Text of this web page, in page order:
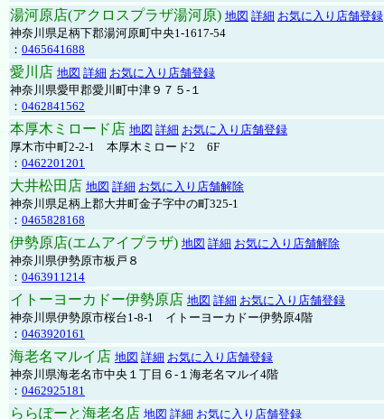
湯河原店(アクロスプラザ湯河原) 地図 詳細 お気に入り店舗登録
神奈川県足柄下郡湯河原町中央1-1617-54
： 0465641688
愛川店 地図 詳細 お気に入り店舗登録
神奈川県愛甲郡愛川町中津９７５-１
： 0462841562
本厚木ミロード店 地図 詳細 お気に入り店舗登録
厚木市中町2-2-1 本厚木ミロード2 6F
： 0462201201
大井松田店 地図 詳細 お気に入り店舗解除
神奈川県足柄上郡大井町金子字中の町325-1
： 0465828168
伊勢原店(エムアイプラザ) 地図 詳細 お気に入り店舗解除
神奈川県伊勢原市板戸８
： 0463911214
イトーヨーカドー伊勢原店 地図 詳細 お気に入り店舗登録
神奈川県伊勢原市桜台1-8-1 イトーヨーカドー伊勢原4階
： 0463920161
海老名マルイ店 地図 詳細 お気に入り店舗登録
神奈川県海老名市中央１丁目６-１海老名マルイ4階
： 0462925181
ららぽーと海老名店 地図 詳細 お気に入り店舗登録